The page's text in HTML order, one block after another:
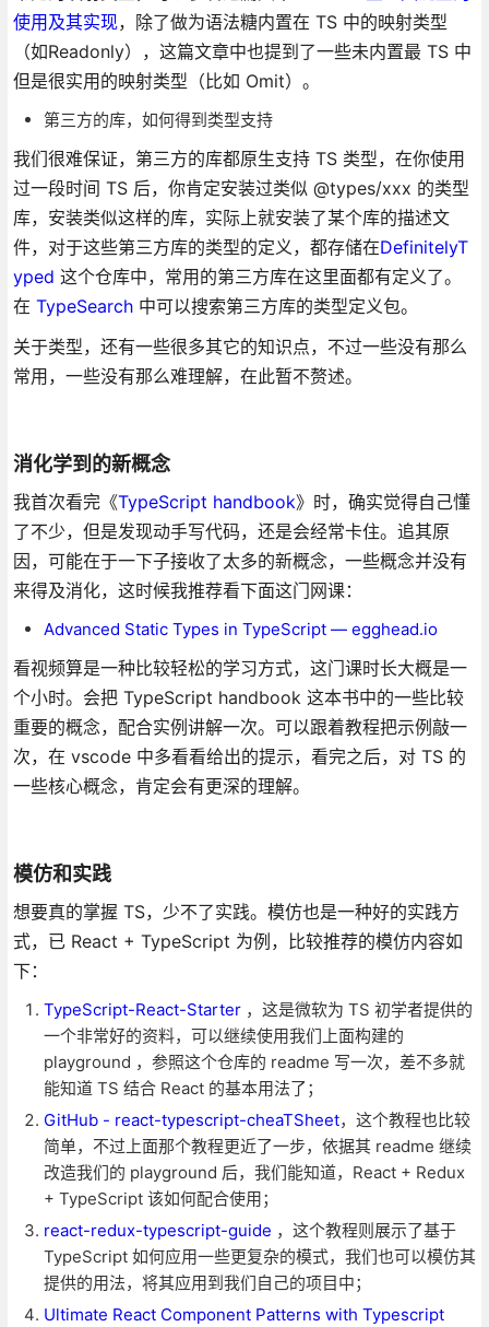
使用及其实现，除了做为语法糖内置在 TS 中的映射类型
（如Readonly），这篇文章中也提到了一些未内置最 TS 中
但是很实用的映射类型（比如 Omit）。
第三方的库，如何得到类型支持
我们很难保证，第三方的库都原生支持 TS 类型，在你使用
过一段时间 TS 后，你肯定安装过类似 @types/xxx 的类型
库，安装类似这样的库，实际上就安装了某个库的描述文
件，对于这些第三方库的类型的定义，都存储在DefinitelyT
yped 这个仓库中，常用的第三方库在这里面都有定义了。
在 TypeSearch中可以搜索第三方库的类型定义包。
关于类型，还有一些很多其它的知识点，不过一些没有那么
常用，一些没有那么难理解，在此暂不赘述。
消化学到的新概念
我首次看完《TypeScript handbook》时，确实觉得自己懂
了不少，但是发现动手写代码，还是会经常卡住。追其原
因，可能在于一下子接收了太多的新概念，一些概念并没有
来得及消化，这时候我推荐看下面这门网课：
Advanced Static Types in TypeScript — egghead.io
看视频算是一种比较轻松的学习方式，这门课时长大概是一
个小时。会把 TypeScript handbook 这本书中的一些比较
重要的概念，配合实例讲解一次。可以跟着教程把示例敲一
次，在 vscode 中多看看给出的提示，看完之后，对 TS 的
一些核心概念，肯定会有更深的理解。
模仿和实践
想要真的掌握 TS，少不了实践。模仿也是一种好的实践方
式，已 React + TypeScript 为例，比较推荐的模仿内容如
下：
TypeScript-React-Starter，这是微软为 TS 初学者提供的
一个非常好的资料，可以继续使用我们上面构建的
playground ，参照这个仓库的 readme 写一次，差不多就
能知道 TS 结合 React 的基本用法了；
GitHub - react-typescript-cheaTSheet，这个教程也比较
简单，不过上面那个教程更近了一步，依据其 readme 继续
改造我们的 playground 后，我们能知道，React + Redux
+ TypeScript 该如何配合使用；
react-redux-typescript-guide ，这个教程则展示了基于
TypeScript 如何应用一些更复杂的模式，我们也可以模仿其
提供的用法，将其应用到我们自己的项目中；
Ultimate React Component Patterns with Typescript